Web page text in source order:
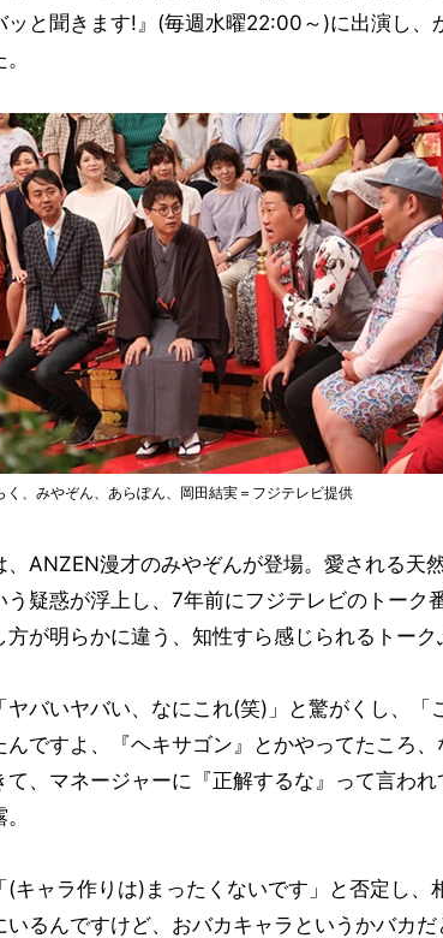
ッと聞きます!』(毎週水曜22:00～)に出演し、
く、みやぞん、あらぽん、岡田結実＝フジテレビ提供
、ANZEN漫才のみやぞんが登場。愛される天
う疑惑が浮上し、7年前にフジテレビのトーク
方が明らかに違う、知性すら感じられるトーク
ヤバいヤバい、なにこれ(笑)」と驚がくし、「
んですよ、『ヘキサゴン』とかやってたころ
て、マネージャーに『正解するな』って言わ
(キャラ作りは)まったくないです」と否定し、
いるんですけど、おバカキャラというかバカ